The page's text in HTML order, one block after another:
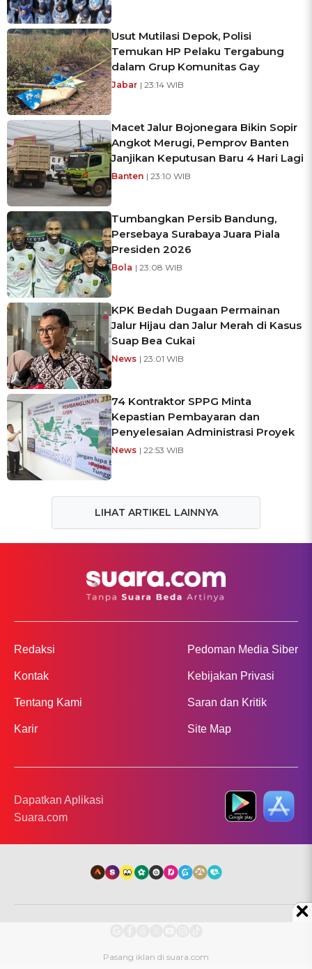
Usut Mutilasi Depok, Polisi
Temukan HP Pelaku Tergabung
dalam Grup Komunitas Gay
Jabar | 23:14 WIB
Macet Jalur Bojonegara Bikin Sopir
Angkot Merugi, Pemprov Banten
Janjikan Keputusan Baru 4 Hari Lagi
Banten | 23:10 WIB
Tumbangkan Persib Bandung,
Persebaya Surabaya Juara Piala
Presiden 2026
Bola | 23:08 WIB
KPK Bedah Dugaan Permainan
Jalur Hijau dan Jalur Merah di Kasus
Suap Bea Cukai
News | 23:01 WIB
74 Kontraktor SPPG Minta
Kepastian Pembayaran dan
Penyelesaian Administrasi Proyek
News | 22:53 WIB
LIHAT ARTIKEL LAINNYA
Redaksi
Kontak
Tentang Kami
Karir
Pedoman Media Siber
Kebijakan Privasi
Saran dan Kritik
Site Map
Dapatkan Aplikasi
Suara.com